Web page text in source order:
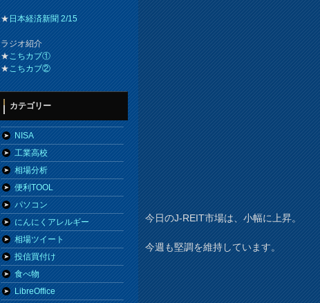
今日のJ-REIT市場は、小幅に上昇。
今週も堅調を維持しています。
★日本経済新聞 2/15
ラジオ紹介
★こちカブ①
★こちカブ②
カテゴリー
NISA
工業高校
相場分析
便利TOOL
パソコン
にんにくアレルギー
相場ツイート
投信買付け
食べ物
LibreOffice